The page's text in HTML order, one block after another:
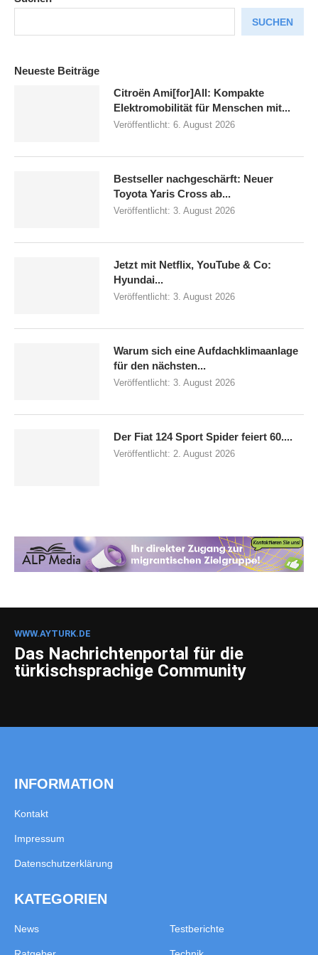
SUCHEN
Neueste Beiträge
Citroën Ami[for]All: Kompakte
Elektromobilität für Menschen mit...
Veröffentlicht: 6. August 2026
Bestseller nachgeschärft: Neuer
Toyota Yaris Cross ab...
Veröffentlicht: 3. August 2026
Jetzt mit Netflix, YouTube & Co:
Hyundai...
Veröffentlicht: 3. August 2026
Warum sich eine Aufdachklimaanlage
für den nächsten...
Veröffentlicht: 3. August 2026
Der Fiat 124 Sport Spider feiert 60....
Veröffentlicht: 2. August 2026
INFORMATION
Kontakt
Impressum
Datenschutzerklärung
KATEGORIEN
News Testberichte
WWW.AYTURK.DE
Das Nachrichtenportal für die
türkischsprachige Community